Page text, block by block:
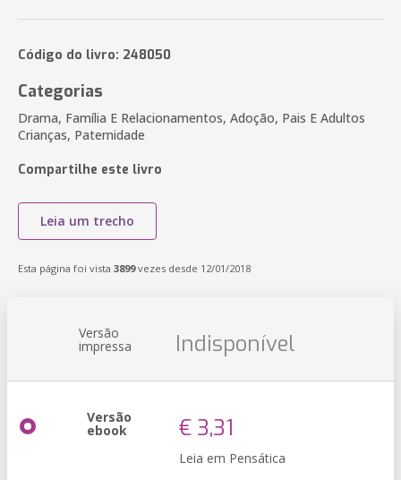
Código do livro: 248050
Categorias
Drama, Família E Relacionamentos, Adoção, Pais E Adultos
Crianças, Paternidade
Compartilhe este livro
Leia um trecho
Esta página foi vista 3899vezes desde 12/01/2018
Versão
impressa Indisponível
Versão
ebook € 3,31
Leia em Pensática